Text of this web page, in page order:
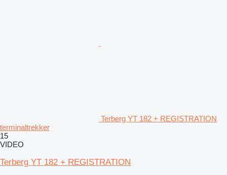
Terberg YT 182 + REGISTRATION
terminaltrekker
15
VIDEO
Terberg YT 182 + REGISTRATION